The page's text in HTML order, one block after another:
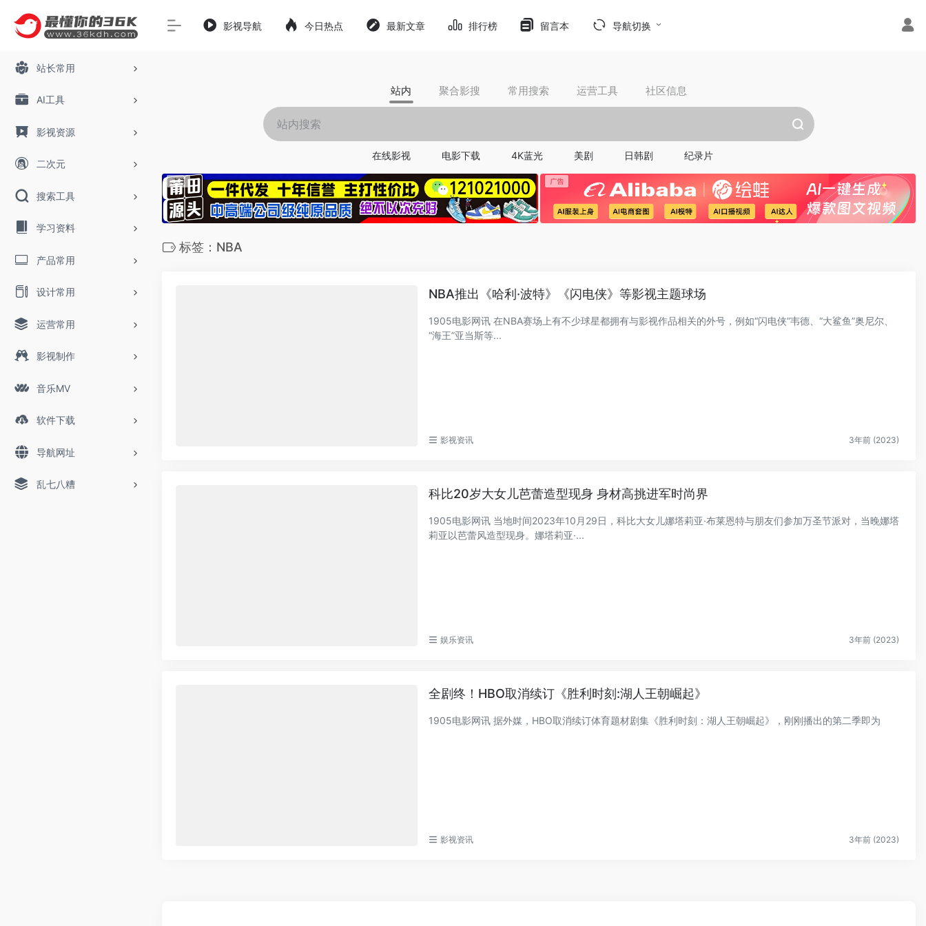
站长常用
AI工具
影视资源
二次元
搜索工具
学习资料
产品常用
设计常用
运营常用
影视制作
音乐MV
软件下载
导航网址
乱七八糟
影视导航 今日热点 最新文章 排行榜 留言本 导航切换
站内 聚合影搜 常用搜索 运营工具 社区信息
在线影视 电影下载 4K蓝光 美剧 日韩剧 纪录片
标签：NBA
NBA推出《哈利·波特》《闪电侠》等影视主题球场
1905电影网讯 在NBA赛场上有不少球星都拥有与影视作品相关的外号，例如“闪电侠”韦德、“大鲨鱼”奥尼尔、
“海王”亚当斯等...
影视资讯 3年前 (2023)
科比20岁大女儿芭蕾造型现身 身材高挑进军时尚界
1905电影网讯 当地时间2023年10月29日，科比大女儿娜塔莉亚·布莱恩特与朋友们参加万圣节派对，当晚娜塔
莉亚以芭蕾风造型现身。娜塔莉亚·...
娱乐资讯 3年前 (2023)
全剧终！HBO取消续订《胜利时刻:湖人王朝崛起》
1905电影网讯 据外媒，HBO取消续订体育题材剧集《胜利时刻：湖人王朝崛起》，刚刚播出的第二季即为
影视资讯 3年前 (2023)